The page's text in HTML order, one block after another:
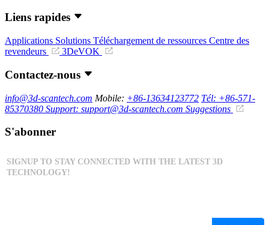
Liens rapides
Applications Solutions Téléchargement de ressources Centre des
revendeurs
3DeVOK
Contactez-nous
info@3d-scantech.com Mobile: +86-13634123772 Tél: +86-571-
85370380 Support: support@3d-scantech.com Suggestions
S'abonner